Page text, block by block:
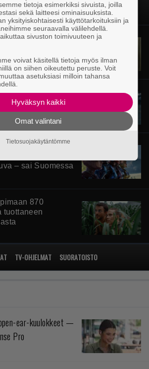
Salminen ja Satu
pääroolit vuoden
dekkari
– vuoden
100
– sai Suomessa
870
tuottaneen
TV-OHJELMAT SUORATOISTO
ear-kuulokkeet —
Pro
tietoja esimerkiksi sivuista, joilla
sekä laitteesi ominaisuuksista.
yksityiskohtaisesti käyttötarkoituksiin ja
seuraavalla välilehdellä.
sivuston toimivuuteen ja
voivat käsitellä tietoja myös ilman
on siihen oikeutettu peruste. Voit
asetuksiasi milloin tahansa
Hyväksyn kaikki
Omat valintani
Tietosuojakäytäntömme